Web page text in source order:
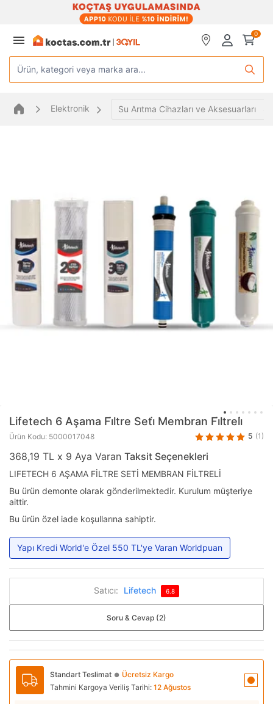
0
Ürün, kategori veya marka ara...
Elektronik Su Arıtma Cihazları ve Aksesuarları
Lifetech 6 Aşama Fi̇ltre Seti̇ Membran Fi̇ltreli̇
Ürün Kodu: 5000017048 5 (1)
368,19 TL x 9 Aya Varan Taksit Seçenekleri
LIFETECH 6 AŞAMA FİLTRE SETİ MEMBRAN FİLTRELİ
Bu ürün demonte olarak gönderilmektedir. Kurulum müşteriye
aittir.
Bu ürün özel iade koşullarına sahiptir.
Yapı Kredi World'e Özel 550 TL'ye Varan Worldpuan
Satıcı: Lifetech 6.8
Soru & Cevap (2)
Standart Teslimat ● Ücretsiz Kargo
Tahmini Kargoya Veriliş Tarihi: 12 Ağustos